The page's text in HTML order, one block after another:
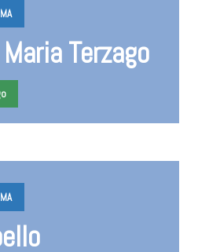
Terzago